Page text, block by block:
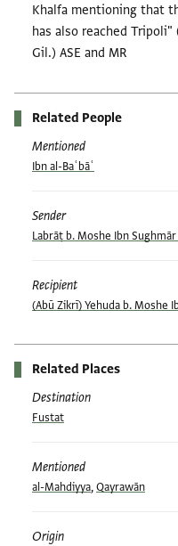
Khalfa mentioning that
has also reached
Gil.) ASE and MR
Related People
Mentioned
Ibn al-Baʿbāʿ
Sender
Labrāṭ b. Moshe Ibn Sughmār
Recipient
(Abū Zikrī) Yehuda b. Moshe
Related Places
Destination
Fustat
Mentioned
al-Mahdiyya,Qayrawān
Origin